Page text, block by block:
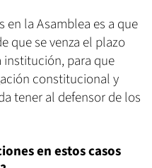
en la Asamblea es a que
que se venza el plazo
institución, para que
constitucional y
tener al defensor de los
en estos casos